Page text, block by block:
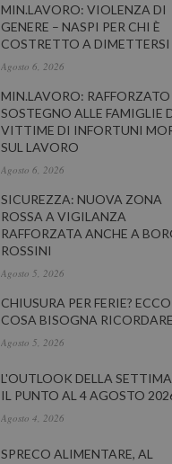
MIN.LAVORO: VIOLENZA DI
GENERE – NASPI PER CHI È
COSTRETTO A DIMETTERSI
Agosto 6, 2026
MIN.LAVORO: RAFFORZATO
SOSTEGNO ALLE FAMIGLIE
VITTIME DI INFORTUNI
SUL LAVORO
Agosto 6, 2026
SICUREZZA: NUOVA ZONA
ROSSA A VIGILANZA
RAFFORZATA ANCHE A
ROSSINI
Agosto 5, 2026
CHIUSURA PER FERIE? ECCO
COSA BISOGNA RICORDARE
Agosto 5, 2026
L'OUTLOOK DELLA
IL PUNTO AL 4 AGOSTO
Agosto 4, 2026
SPRECO ALIMENTARE, AL